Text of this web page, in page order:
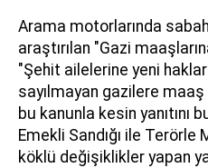
Arama motorlarında
araştırılan "Gazi
"Şehit ailelerine yeni
sayılmayan gazilere
bu kanunla kesin yanıtını
Emekli Sandığı ile
köklü değişiklikler yapan